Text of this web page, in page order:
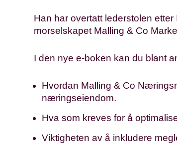
Han har overtatt lederstolen
morselskapet Malling & Co
I den nye e-boken kan du blant
Hvordan Malling & Co
næringseiendom.
Hva som kreves for å
Viktigheten av å inkludere